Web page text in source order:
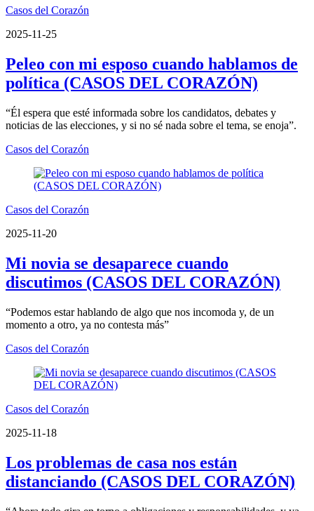
Casos del Corazón
2025-11-25
Peleo con mi esposo cuando hablamos de
política (CASOS DEL CORAZÓN)
“Él espera que esté informada sobre los candidatos, debates y
noticias de las elecciones, y si no sé nada sobre el tema, se enoja”.
Casos del Corazón
Casos del Corazón
2025-11-20
Mi novia se desaparece cuando
discutimos (CASOS DEL CORAZÓN)
“Podemos estar hablando de algo que nos incomoda y, de un
momento a otro, ya no contesta más”
Casos del Corazón
Casos del Corazón
2025-11-18
Los problemas de casa nos están
distanciando (CASOS DEL CORAZÓN)